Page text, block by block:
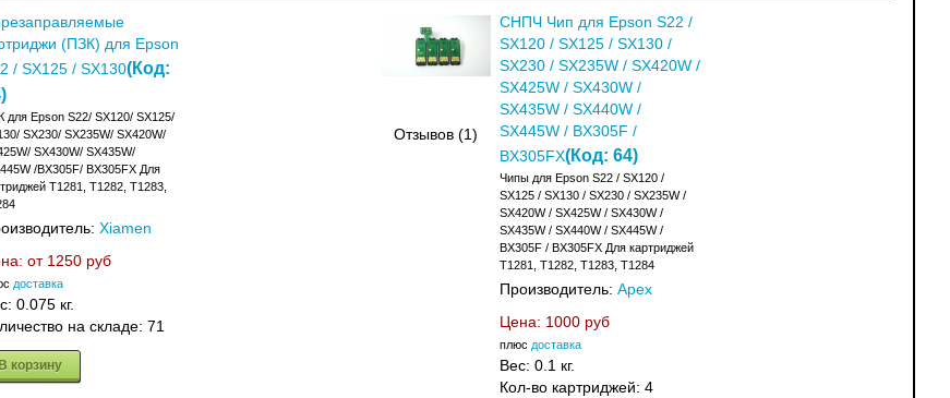
(ПЗК) для Epson
/ SX125 / SX130(Код:
)
для Epson S22/ SX120/ SX125/
SX230/ SX235W/ SX420W/
SX430W/ SX435W/
/BX305F/ BX305FX Для
T1281, T1282, T1283,
Xiamen
от 1250 руб
доставка
0.075 кг.
на складе: 71
корзину
Отзывов (1)
СНПЧ Чип для Epson S22 /
SX120 / SX125 / SX130 /
SX230 / SX235W / SX420W /
SX425W / SX430W /
SX435W / SX440W /
SX445W / BX305F /
BX305FX(Код: 64)
Чипы для Epson S22 / SX120 /
SX125 / SX130 / SX230 / SX235W /
SX420W / SX425W / SX430W /
SX435W / SX440W / SX445W /
BX305F / BX305FX Для картриджей
T1281, T1282, T1283, T1284
Производитель: Apex
Цена: 1000 руб
плюс доставка
Вес: 0.1 кг.
Кол-во картриджей: 4